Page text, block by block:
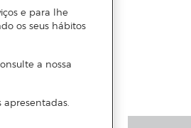
e para lhe
os seus hábitos
a nossa